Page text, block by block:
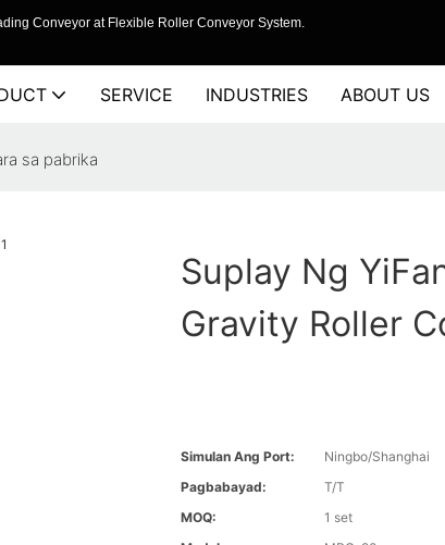
Conveyor at Flexible Roller Conveyor System.
SERVICE INDUSTRIES ABOUT US
sa pabrika
Suplay Ng
Gravity Roller
Simulan Ang Port:
Ningbo/Shanghai
Pagbabayad:
T/T
MOQ:
1 set